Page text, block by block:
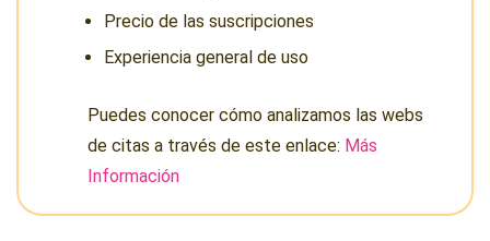
Precio de las suscripciones
Experiencia general de uso
Puedes conocer cómo analizamos las webs
de citas a través de este enlace: Más
Información